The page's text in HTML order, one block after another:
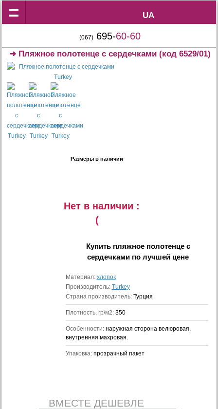
UA
UA
(067) 695-60-60
➜ Пляжное полотенце с сердечками (код 6529/01)
Размеры в наличии
Нет в наличии :
(
Купить пляжное полотенце с
сердечками по лучшей цене
Материал: хлопок
Производитель: Turkey
Страна производитель: Турция
Плотность, гр/м2: 350
Особенности: наружная сторона велюровая,
внутренняя махровая.
Упаковка: прозрачный пакет
ВМЕСТЕ ДЕШЕВЛЕ